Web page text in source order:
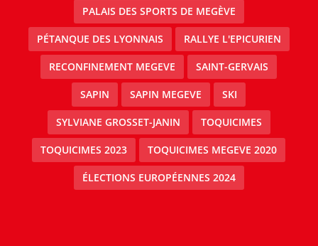
PALAIS DES SPORTS DE MEGÈVE
PÉTANQUE DES LYONNAIS RALLYE L'EPICURIEN
RECONFINEMENT MEGEVE SAINT-GERVAIS
SAPIN SAPIN MEGEVE SKI
SYLVIANE GROSSET-JANIN TOQUICIMES
TOQUICIMES 2023 TOQUICIMES MEGEVE 2020
ÉLECTIONS EUROPÉENNES 2024